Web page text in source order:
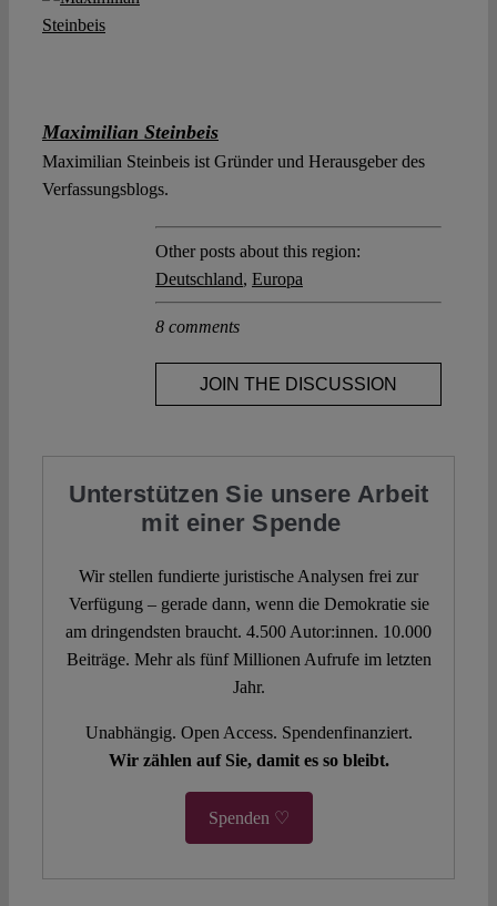
Maximilian Steinbeis
Maximilian Steinbeis ist Gründer und Herausgeber des
Verfassungsblogs.
Other posts about this region:
Deutschland, Europa
8 comments
JOIN THE DISCUSSION
Unterstützen Sie unsere Arbeit
mit einer Spende
Wir stellen fundierte juristische Analysen frei zur
Verfügung – gerade dann, wenn die Demokratie sie
am dringendsten braucht. 4.500 Autor:innen. 10.000
Beiträge. Mehr als fünf Millionen Aufrufe im letzten
Jahr.
Unabhängig. Open Access. Spendenfinanziert.
Wir zählen auf Sie, damit es so bleibt.
Spenden ♡